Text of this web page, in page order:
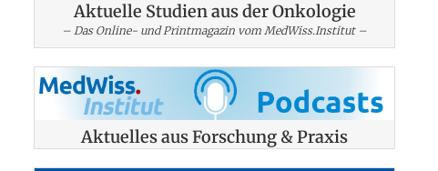
Aktuelle Studien aus der Onkologie
– Das Online- und Printmagazin vom MedWiss.Institut –
Aktuelles aus Forschung & Praxis